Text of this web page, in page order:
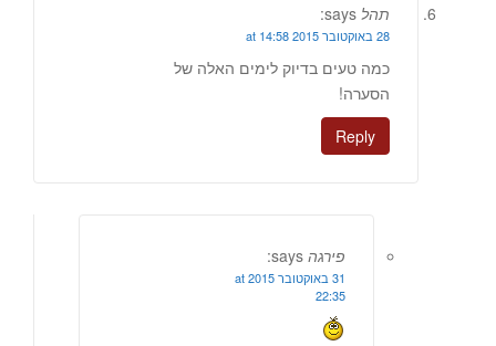
תהל says:
28 באוקטובר 2015 at 14:58
כמה טעים בדיוק לימים האלה של
הסערה!
Reply
פירגה says:
31 באוקטובר 2015 at
22:35